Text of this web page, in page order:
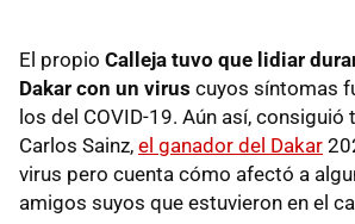
El propio Calleja tuvo que lidiar
Dakar con un virus cuyos síntomas
los del COVID-19. Aún así, consiguió
Carlos Sainz, el ganador del Dakar
virus pero cuenta cómo afectó a
amigos suyos que estuvieron en el